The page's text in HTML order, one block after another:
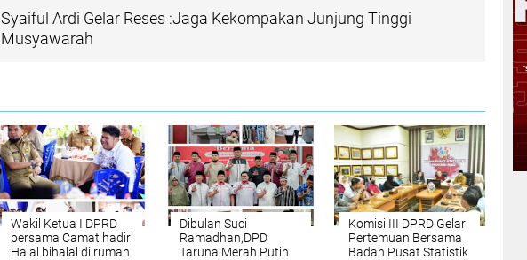
Syaiful Ardi Gelar Reses :Jaga Kekompakan Junjung Tinggi
Musyawarah
Wakil Ketua I DPRD
bersama Camat hadiri
Halal bihalal di rumah
Dibulan Suci
Ramadhan,DPD
Taruna Merah Putih
Komisi III DPRD Gelar
Pertemuan Bersama
Badan Pusat Statistik